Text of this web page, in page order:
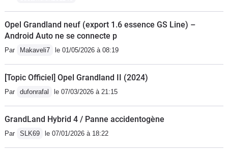
Opel Grandland neuf (export 1.6 essence GS Line) –
Android Auto ne se connecte p
Par Makaveli7 le 01/05/2026 à 08:19
[Topic Officiel] Opel Grandland II (2024)
Par dufonrafal le 07/03/2026 à 21:15
GrandLand Hybrid 4 / Panne accidentogène
Par SLK69 le 07/01/2026 à 18:22